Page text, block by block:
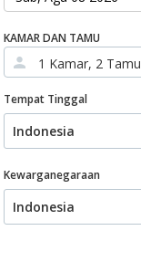
KAMAR DAN TAMU
1 Kamar, 2 Tamu
Tempat Tinggal
Kewarganegaraan